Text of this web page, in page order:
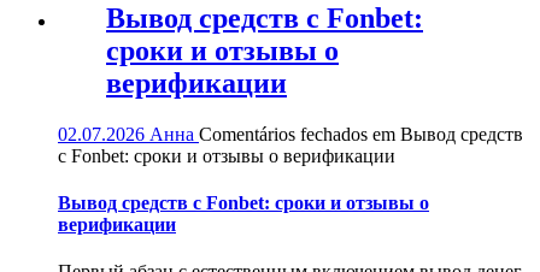
Вывод средств с Fonbet:
сроки и отзывы о
верификации
02.07.2026 Анна Comentários fechados em Вывод средств
с Fonbet: сроки и отзывы о верификации
Вывод средств с Fonbet: сроки и отзывы о
верификации